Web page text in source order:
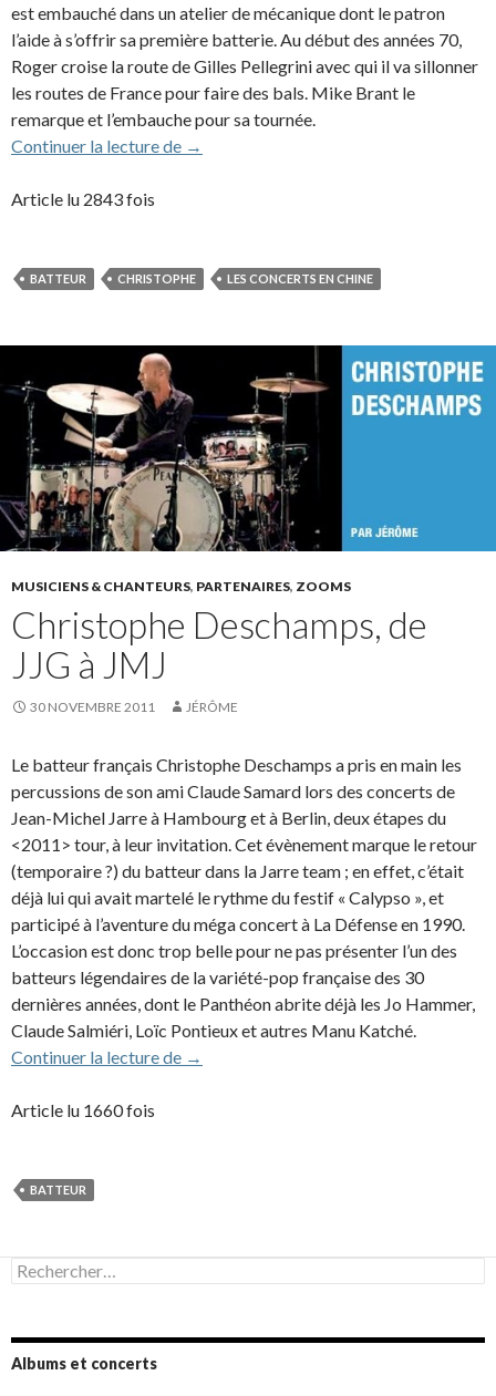
est embauché dans un atelier de mécanique dont le patron
l’aide à s’offrir sa première batterie. Au début des années 70,
Roger croise la route de Gilles Pellegrini avec qui il va sillonner
les routes de France pour faire des bals. Mike Brant le
remarque et l’embauche pour sa tournée.
Continuer la lecture de
Roger « Bunny » Rizzitelli (1981-1982)
→
Article lu 2843 fois
BATTEUR CHRISTOPHE LES CONCERTS EN CHINE
MUSICIENS & CHANTEURS, PARTENAIRES, ZOOMS
Christophe Deschamps, de
JJG à JMJ
30 NOVEMBRE 2011 JÉRÔME
Le batteur français Christophe Deschamps a pris en main les
percussions de son ami Claude Samard lors des concerts de
Jean-Michel Jarre à Hambourg et à Berlin, deux étapes du
<2011> tour, à leur invitation. Cet évènement marque le retour
(temporaire ?) du batteur dans la Jarre team ; en effet, c’était
déjà lui qui avait martelé le rythme du festif « Calypso », et
participé à l’aventure du méga concert à La Défense en 1990.
L’occasion est donc trop belle pour ne pas présenter l’un des
batteurs légendaires de la variété-pop française des 30
dernières années, dont le Panthéon abrite déjà les Jo Hammer,
Claude Salmiéri, Loïc Pontieux et autres Manu Katché.
Continuer la lecture de Christophe Deschamps, de JJG à JMJ
→
Article lu 1660 fois
BATTEUR
Rechercher :
Albums et concerts